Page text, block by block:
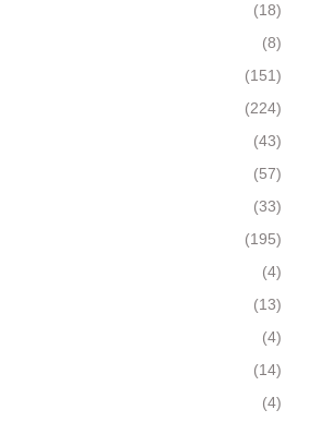
(18)
(8)
(151)
(224)
(43)
(57)
(33)
(195)
(4)
(13)
(4)
(14)
(4)